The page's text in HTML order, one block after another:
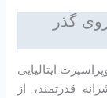
گذر
ایتالیایی
قدرتمند، از